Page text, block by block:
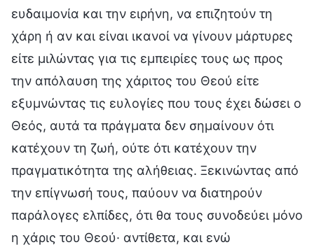
ευδαιμονία και την ειρήνη, να επιζητούν τη
χάρη ή αν και είναι ικανοί να γίνουν μάρτυρες
είτε μιλώντας για τις εμπειρίες τους ως προς
την απόλαυση της χάριτος του Θεού είτε
εξυμνώντας τις ευλογίες που τους έχει δώσει ο
Θεός, αυτά τα πράγματα δεν σημαίνουν ότι
κατέχουν τη ζωή, ούτε ότι κατέχουν την
πραγματικότητα της αλήθειας. Ξεκινώντας από
την επίγνωσή τους, παύουν να διατηρούν
παράλογες ελπίδες, ότι θα τους συνοδεύει μόνο
η χάρις του Θεού· αντίθετα, και ενώ